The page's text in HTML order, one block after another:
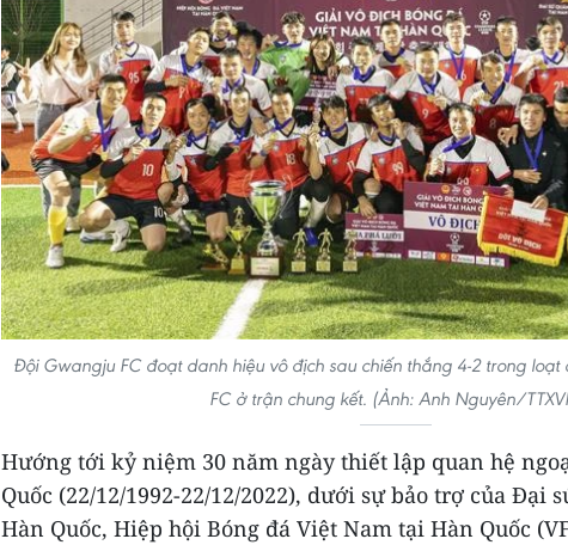
Đội Gwangju FC đoạt danh hiệu vô địch sau chiến thắng 4-2 trong loạt
FC ở trận chung kết. (Ảnh: Anh Nguyên/
Hướng tới kỷ niệm 30 năm ngày thiết lập quan hệ
Quốc (22/12/1992-22/12/2022), dưới sự bảo trợ của Đại
Hàn Quốc, Hiệp hội Bóng đá Việt Nam tại Hàn Quốc